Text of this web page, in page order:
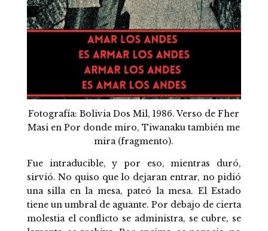
Fotografía: Bolivia Dos Mil, 1986. Verso de Fher
Masi en Por donde miro, Tiwanaku también me
mira (fragmento).
Fue intraducible, y por eso, mientras duró,
sirvió. No quiso que lo dejaran entrar, no pidió
una silla en la mesa, pateó la mesa. El Estado
tiene un umbral de aguante. Por debajo de cierta
molestia el conflicto se administra, se cubre, se